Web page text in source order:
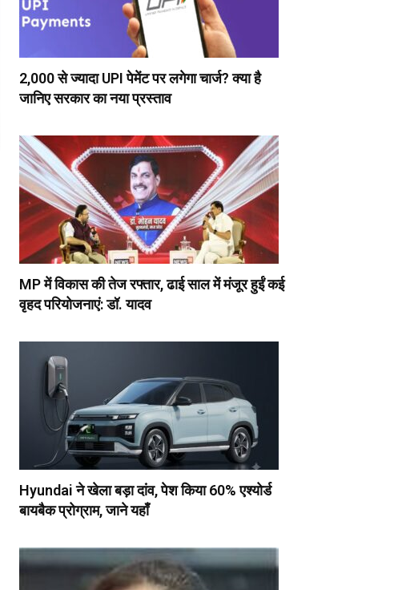
₹2,000 से ज्यादा UPI पेमेंट पर लगेगा चार्ज? क्या है
जानिए सरकार का नया प्रस्ताव
MP में विकास की तेज रफ्तार, ढाई साल में मंजूर हुईं कई
वृहद परियोजनाएं: डॉ. यादव
Hyundai ने खेला बड़ा दांव, पेश किया 60% एश्योर्ड
बायबैक प्रोग्राम, जाने यहाँ